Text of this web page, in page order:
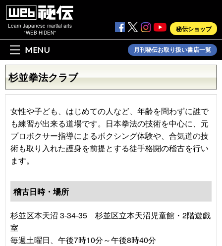
Learn Japanese martial arts
"WEB HIDEN"
秘伝ショップ
MENU 月刊秘伝お取り扱い書店一覧
杉並拳法クラブ
女性や子ども、はじめての人など、年齢を問わずに誰で
も練習が出来る道場です。日本拳法の技術を中心に、元
プロボクサー指導によるボクシング体験や、合気道の技
術も取り入れた護身を前提とする徒手格闘の稽古を行い
ます。
稽古日時・場所
杉並区本天沼 3-34-35 杉並区立本天沼児童館・2階遊戯
室
毎週土曜日、午後7時10分～午後8時40分